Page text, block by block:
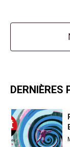
DERNIÈRES